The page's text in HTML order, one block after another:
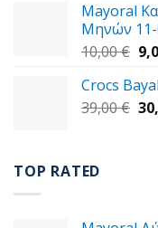
Mayoral
Μηνών 11-
10,00€
Crocs
39,00€
TOP RATED